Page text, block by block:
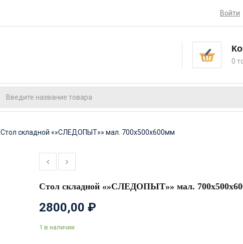
Войти
0
Стол складной «»СЛЕДОПЫТ»» мал. 700х500х600мм
Стол складной «»СЛЕДОПЫТ»» мал.
2800,00 ₽
1 в наличии